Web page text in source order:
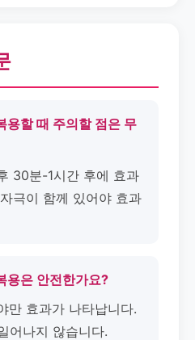
용할 때 주의할 점은 무
30분-1시간 후에 효과
극이 함께 있어야 효과
용은 안전한가요?
만 효과가 나타납니다.
어나지 않습니다.